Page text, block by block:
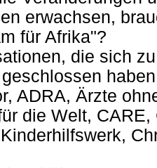
erwachsen,
für Afrika"?
die sich
haben
ADRA, Ärzte
die Welt, CARE,